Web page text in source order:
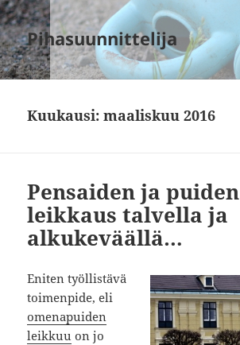
Pihasuunnittelija
Kuukausi:maaliskuu 2016
Pensaiden ja puiden
leikkaus talvella ja
alkukeväällä…
Eniten työllistävä
toimenpide, eli
omenapuiden
leikkuu on jo